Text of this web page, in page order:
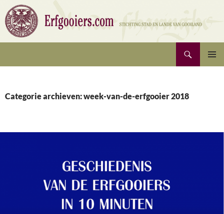
naar
de
inhoud
Erfgooiers | Stichting Stad en Lande van Gooiland
Categorie archieven: week-van-de-erfgooier 2018